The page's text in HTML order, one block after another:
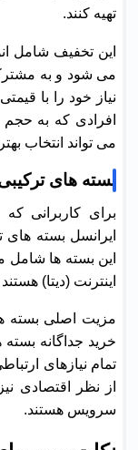
تهیه کنند.
این تخفیف شامل
می شود و به
نیاز خود را با
می تواند انتخاب
بسته های
برای کاربرانی
ایرانسل بسته های
اینترنت (دیتا)
مزیت اصلی بسته
خرید جداگانه بسته
تمام نیازهای
از نظر اقتصادی
سرویس هستند.